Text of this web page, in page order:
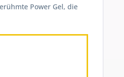
Power Gel, die